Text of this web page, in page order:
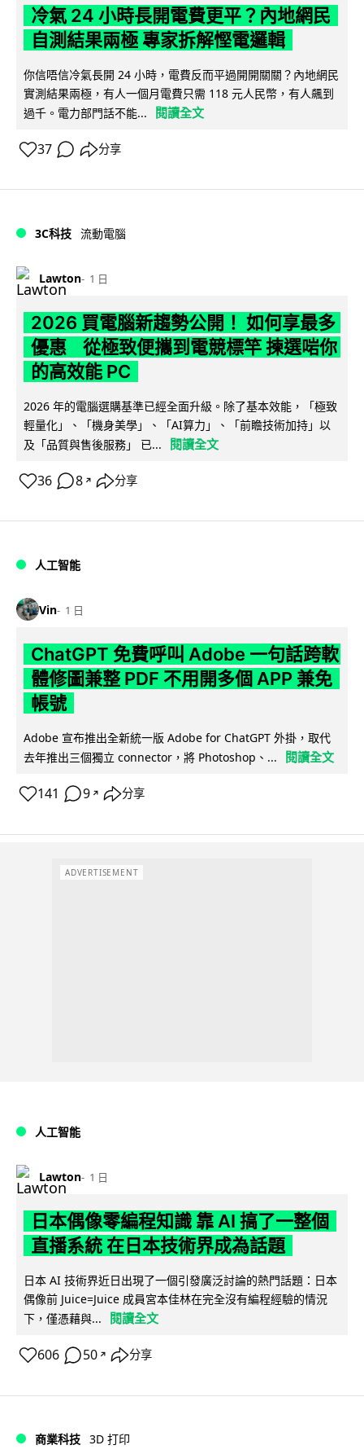
冷氣 24 小時長開電費更平？內地網民
自測結果兩極 專家拆解慳電邏輯
你信唔信冷氣長開 24 小時，電費反而平過開開關關？內地網民
實測結果兩極，有人一個月電費只需 118 元人民幣，有人飆到
過千。電力部門話不能...
閱讀全文
37 分享
3C科技 流動電腦
Lawton 1 日
2026 買電腦新趨勢公開！ 如何享最多
優惠 從極致便攜到電競標竿 揀選啱你
的高效能 PC
2026 年的電腦選購基準已經全面升級。除了基本效能，「極致
輕量化」、「機身美學」、「AI算力」、「前瞻技術加持」以
及「品質與售後服務」 已...
閱讀全文
36 8 ↗ 分享
人工智能
Vin 1 日
ChatGPT 免費呼叫 Adobe 一句話跨軟
體修圖兼整 PDF 不用開多個 APP 兼免
帳號
Adobe 宣布推出全新統一版 Adobe for ChatGPT 外掛，取代
去年推出三個獨立 connector，將 Photoshop、...
閱讀全文
141 9 ↗ 分享
ADVERTISEMENT
人工智能
Lawton 1 日
日本偶像零編程知識 靠 AI 搞了一整個
直播系統 在日本技術界成為話題
日本 AI 技術界近日出現了一個引發廣泛討論的熱門話題：日本
偶像前 Juice=Juice 成員宮本佳林在完全沒有編程經驗的情況
下，僅憑藉與...
閱讀全文
606 50 ↗ 分享
商業科技 3D 打印